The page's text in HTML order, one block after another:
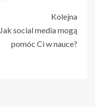
Kolejna
Jak social media mogą
pomóc Ci w nauce?